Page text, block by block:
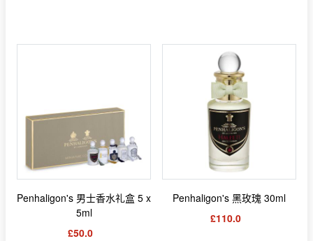
Penhaligon's 男士香水礼盒 5 x
5ml
£50.0
Penhaligon's 黑玫瑰 30ml
£110.0